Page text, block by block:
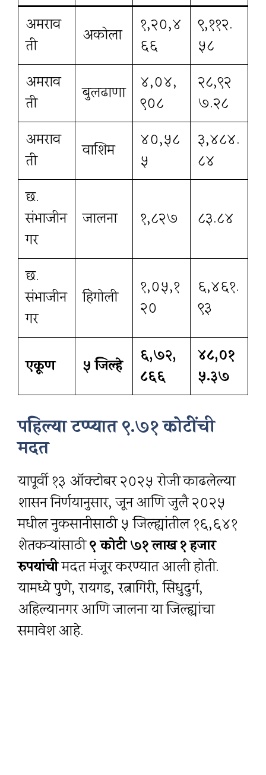
अमराव
ती
अकोला
१,२०,४
६६
९,११२.
५८
अमराव
ती
बुलढाणा
४,०४,
९०८
२८,९२
७.२८
अमराव
ती
वाशिम
४०,५८
५
३,४८४.
८४
छ.
संभाजीन
गर
जालना १,८२७ ८३.८४
छ.
संभाजीन
गर
हिंगोली
१,०५,१
२०
६,४६१.
९३
एकूण ५ जिल्हे
६,७२,
८६६
४८,०१
५.३७
पहिल्या टप्प्यात ९.७१ कोटींची
मदत
यापूर्वी १३ ऑक्टोबर २०२५ रोजी काढलेल्या
शासन निर्णयानुसार, जून आणि जुलै २०२५
मधील नुकसानीसाठी ५ जिल्ह्यांतील १६,६४१
शेतकऱ्यांसाठी९ कोटी ७१ लाख १ हजार
रुपयांचीमदत मंजूर करण्यात आली होती.
यामध्ये पुणे, रायगड, रत्नागिरी, सिंधुदुर्ग,
अहिल्यानगर आणि जालना या जिल्ह्यांचा
समावेश आहे.